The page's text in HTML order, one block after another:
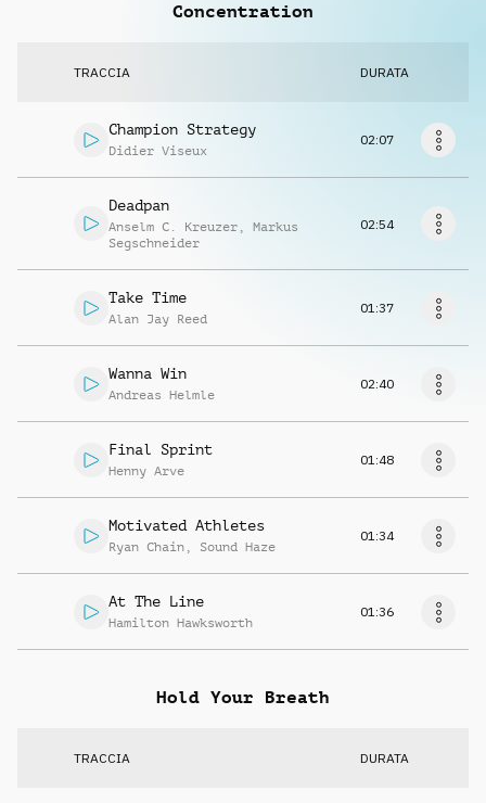
Concentration
TRACCIA DURATA
Champion Strategy
Didier Viseux
02:07
Deadpan
Anselm C. Kreuzer , Markus
Segschneider
02:54
Take Time
Alan Jay Reed
01:37
Wanna Win
Andreas Helmle
02:40
Final Sprint
Henny Arve
01:48
Motivated Athletes
Ryan Chain , Sound Haze
01:34
At The Line
Hamilton Hawksworth
01:36
Hold Your Breath
TRACCIA DURATA